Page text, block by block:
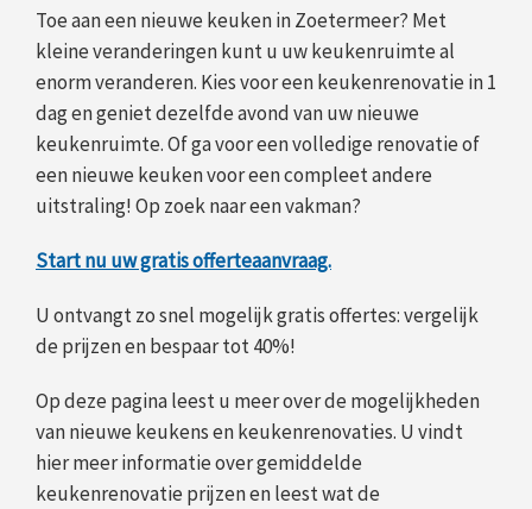
Toe aan een nieuwe keuken in Zoetermeer? Met
kleine veranderingen kunt u uw keukenruimte al
enorm veranderen. Kies voor een keukenrenovatie in 1
dag en geniet dezelfde avond van uw nieuwe
keukenruimte. Of ga voor een volledige renovatie of
een nieuwe keuken voor een compleet andere
uitstraling! Op zoek naar een vakman?
Start nu uw gratis offerteaanvraag.
U ontvangt zo snel mogelijk gratis offertes: vergelijk
de prijzen en bespaar tot 40%!
Op deze pagina leest u meer over de mogelijkheden
van nieuwe keukens en keukenrenovaties. U vindt
hier meer informatie over gemiddelde
keukenrenovatie prijzen en leest wat de